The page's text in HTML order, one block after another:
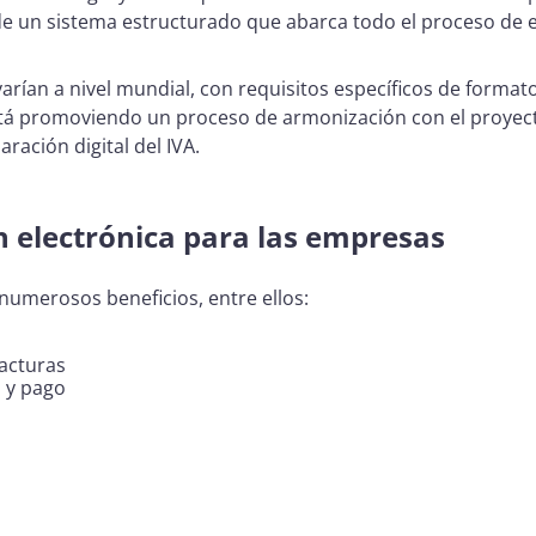
un sistema estructurado que abarca todo el proceso
a nivel mundial, con requisitos específicos de
promoviendo un proceso de armonización con el
digital del IVA.
para las empresas
beneficios, entre ellos:
pago